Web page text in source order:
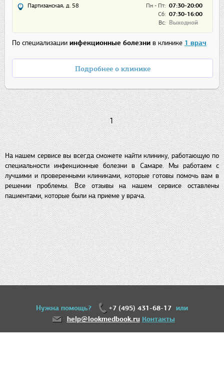
Пн - Пт: 07:30-20:00
Сб: 07:30-16:00
Вс:
Выходной
Партизанская, д. 58
По специализации инфекционные болезни в клинике 1 врач
Подробнее о клинике
1
На нашем сервисе вы всегда сможете найти клинику, работающую по
специальности инфекционные болезни в Самаре. Мы работаем с
лучшими и проверенными клиниками, которые готовы помочь вам в
решении проблемы. Все отзывы на нашем сервисе оставлены
пациентами, которые были на приеме у врача.
Нужна помощь? +7 (495) 431-68-17 или
help@lookmedbook.ru Контакты